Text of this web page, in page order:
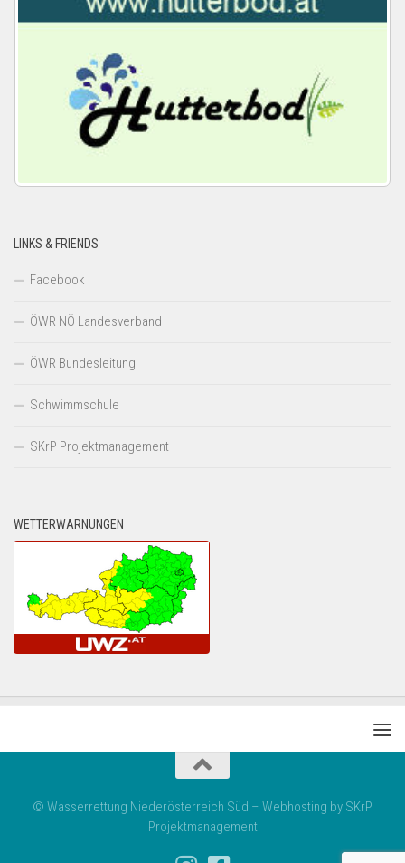
LINKS & FRIENDS
Facebook
ÖWR NÖ Landesverband
ÖWR Bundesleitung
Schwimmschule
SKrP Projektmanagement
WETTERWARNUNGEN
© Wasserrettung Niederösterreich Süd – Webhosting by SKrP
Projektmanagement